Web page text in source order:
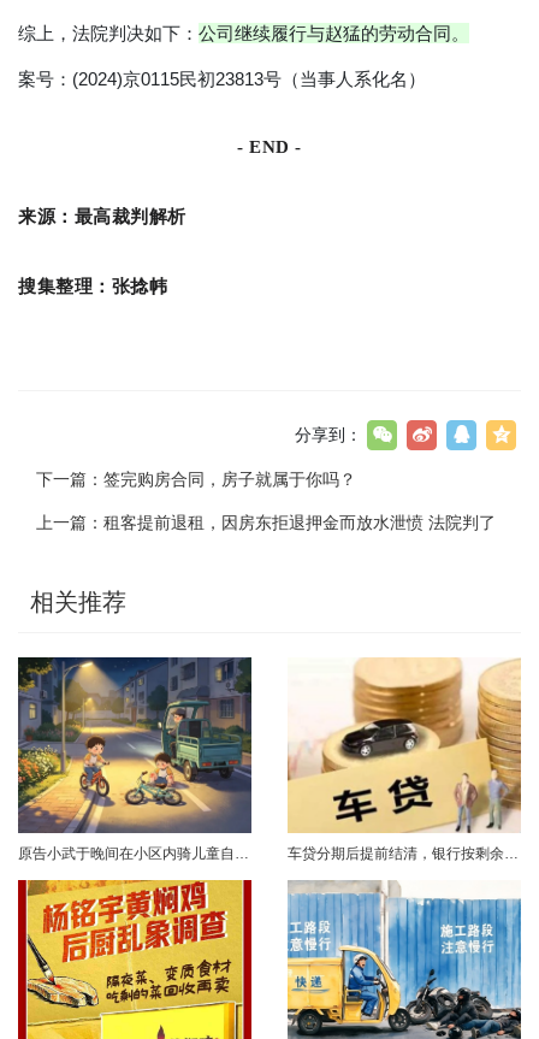
综上，法院判决如下： 公司继续履行与赵猛的劳动合同。
案号：(2024)京0115民初23813号（当事人系化名）
- END -
来源：最高裁判解析
搜集整理：张捻帏
分享到：
下一篇： 签完购房合同，房子就属于你吗？
上一篇： 租客提前退租，因房东拒退押金而放水泄愤 法院判了
相关推荐